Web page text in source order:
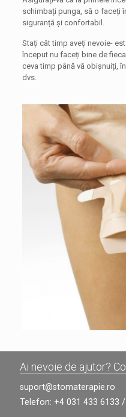
schimbați punga, să o faceți
siguranță și confortabil.
Stați cât timp aveți nevoie-
început nu faceți bine de
ceva timp până vă obișnuiți,
dvs.
Ai nevoie de ajutor?
suport@stomaterapie.ro
Telefon: +4 031 433 6133 /